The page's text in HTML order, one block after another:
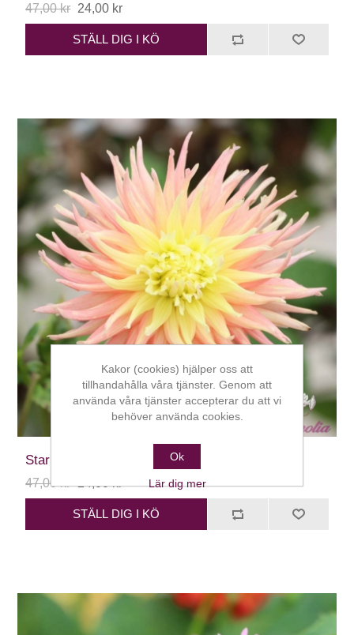
47,00 kr 24,00 kr
STÄLL DIG I KÖ
Star Elite
47,00 kr 24,00 kr
STÄLL DIG I KÖ
Kakor (cookies) hjälper oss att
tillhandahålla våra tjänster. Genom att
använda våra tjänster accepterar du att vi
behöver använda cookies.
Ok
Lär dig mer